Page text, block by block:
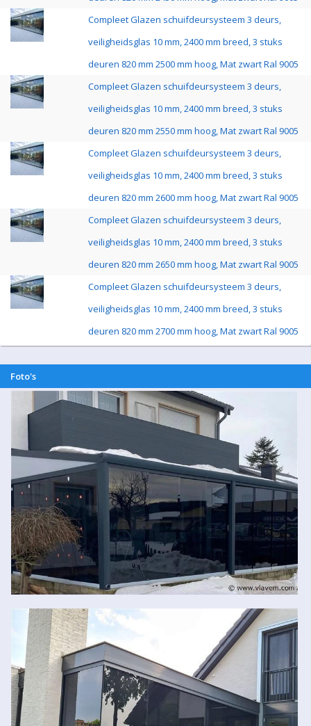
Compleet Glazen schuifdeursysteem 3 deurs,
veiligheidsglas 10 mm, 2400 mm breed, 3 stuks
deuren 820 mm 2500 mm hoog, Mat zwart Ral 9005
Compleet Glazen schuifdeursysteem 3 deurs,
veiligheidsglas 10 mm, 2400 mm breed, 3 stuks
deuren 820 mm 2550 mm hoog, Mat zwart Ral 9005
Compleet Glazen schuifdeursysteem 3 deurs,
veiligheidsglas 10 mm, 2400 mm breed, 3 stuks
deuren 820 mm 2600 mm hoog, Mat zwart Ral 9005
Compleet Glazen schuifdeursysteem 3 deurs,
veiligheidsglas 10 mm, 2400 mm breed, 3 stuks
deuren 820 mm 2650 mm hoog, Mat zwart Ral 9005
Compleet Glazen schuifdeursysteem 3 deurs,
veiligheidsglas 10 mm, 2400 mm breed, 3 stuks
deuren 820 mm 2700 mm hoog, Mat zwart Ral 9005
Foto's